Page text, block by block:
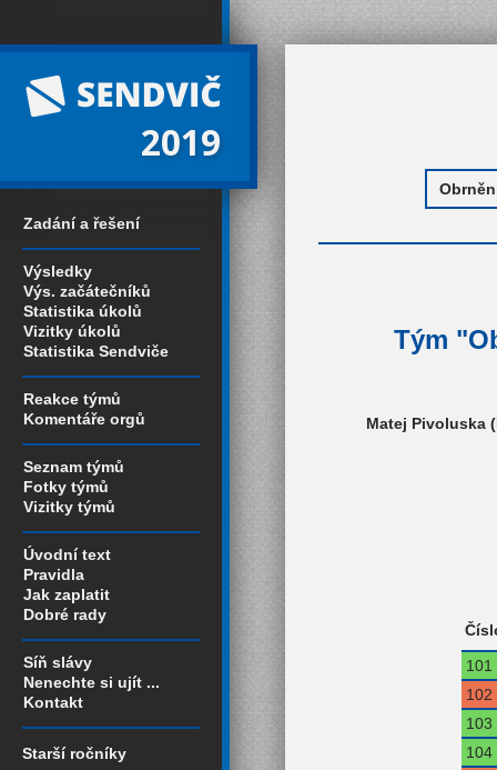
2019
Zadání a řešení
Výsledky
Výs. začátečníků
Statistika úkolů
Vizitky úkolů
Statistika Sendviče
Reakce týmů
Komentáře orgů
Seznam týmů
Fotky týmů
Vizitky týmů
Úvodní text
Pravidla
Jak zaplatit
Dobré rady
Síň slávy
Nenechte si ujít ...
Kontakt
Starší ročníky
Tým
Matej Pivoluska
101
102
103
104